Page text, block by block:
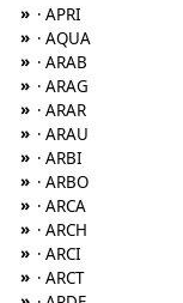
» · APRI
» · AQUA
» · ARAB
» · ARAG
» · ARAR
» · ARAU
» · ARBI
» · ARBO
» · ARCA
» · ARCH
» · ARCI
» · ARCT